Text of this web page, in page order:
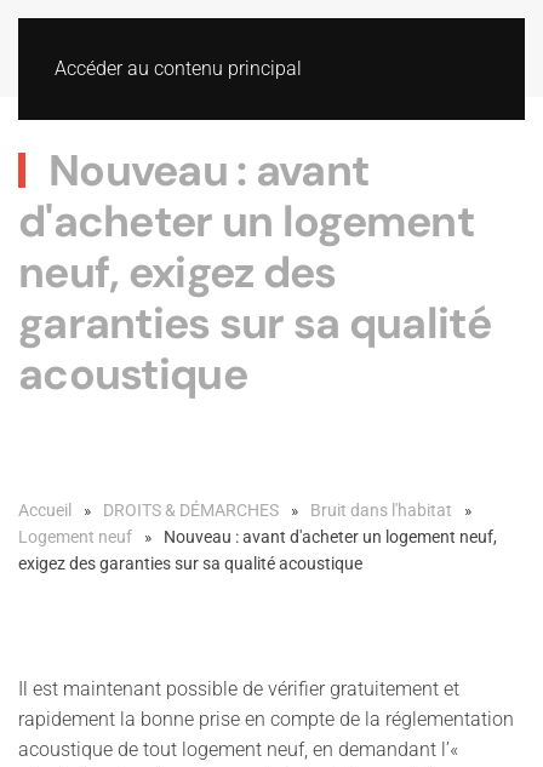
Accéder au contenu principal
Nouveau : avant
d'acheter un logement
neuf, exigez des
garanties sur sa qualité
acoustique
Accueil DROITS & DÉMARCHES
Bruit dans l'habitat
Logement neuf
Nouveau : avant d'acheter un logement neuf,
exigez des garanties sur sa qualité acoustique
Il est maintenant possible de vérifier gratuitement et
rapidement la bonne prise en compte de la réglementation
acoustique de tout logement neuf, en demandant l’«